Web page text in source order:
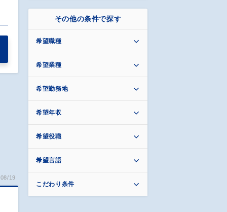
19
その他の条件で探す
希望職種
希望業種
希望勤務地
希望年収
希望役職
希望言語
こだわり条件